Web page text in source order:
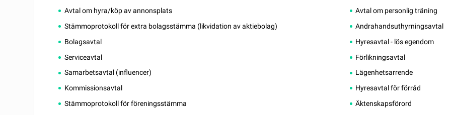
Avtal om hyra/köp av annonsplats
Stämmoprotokoll för extra bolagsstämma (likvidation av aktiebolag)
Bolagsavtal
Serviceavtal
Samarbetsavtal (influencer)
Kommissionsavtal
Stämmoprotokoll för föreningsstämma
Avtal om personlig träning
Andrahandsuthyrningsavtal
Hyresavtal - lös egendom
Förlikningsavtal
Lägenhetsarrende
Hyresavtal för förråd
Äktenskapsförord